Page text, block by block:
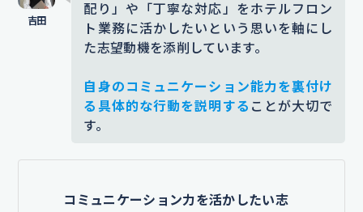
ES添削サービス「赤ペンES」なら、このような添削を無料で
プロにお任せできます。
エントリーは【こちらをクリック】
ところ「気配りが嬉しい」と感謝の
言葉をいただいた経験です。実際
話していた食材を覚えておき、再度
来店された際に代替となるメニュー
だきました。こういった体験を通じ
配り」や「丁寧な対応」をホテルフロン
ト業務に活かしたいという思いを軸にし
た志望動機を添削しています。
自身のコミュニケーション能力を裏付け
る具体的な行動を説明する ことが大切で
す。
コミュニケーション力を活かしたい志